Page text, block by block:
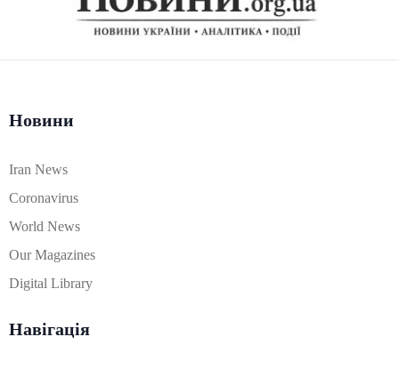
Новини
Iran News
Coronavirus
World News
Our Magazines
Digital Library
Навігація